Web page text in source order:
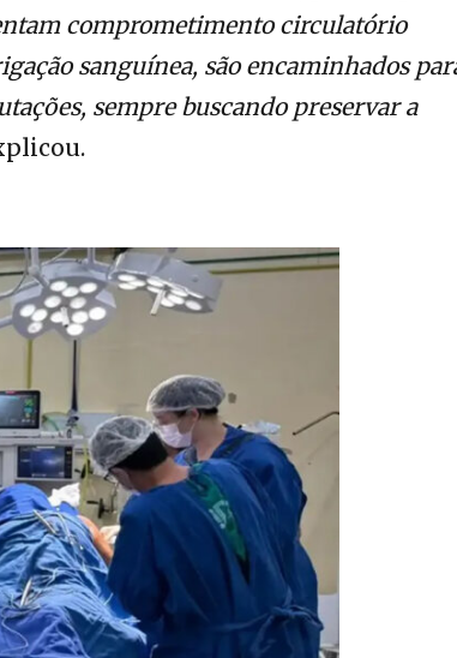
comprometimento circulatório
sanguínea, são encaminhados
sempre buscando preservar a